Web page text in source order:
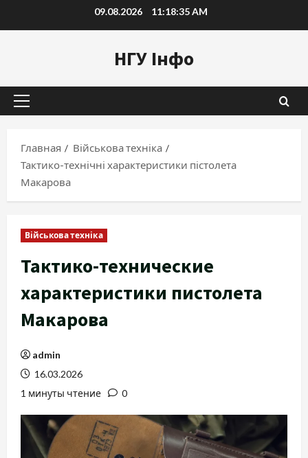
к
09.08.2026 11:18:36 AM
НГУ Інфо
Основное
Главная
Військова техніка
Тактико-технічні характеристики пістолета
Макарова
Військова техніка
Тактико-технические
характеристики пистолета
Макарова
admin
16.03.2026
1 минуты чтение
0